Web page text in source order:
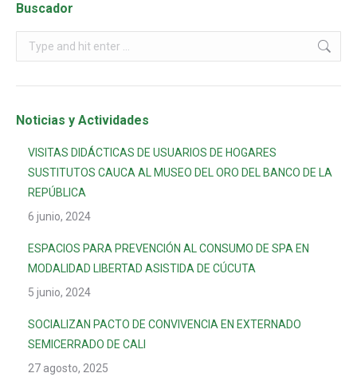
Buscador
Noticias y Actividades
VISITAS DIDÁCTICAS DE USUARIOS DE HOGARES
SUSTITUTOS CAUCA AL MUSEO DEL ORO DEL BANCO DE LA
REPÚBLICA
6 junio, 2024
ESPACIOS PARA PREVENCIÓN AL CONSUMO DE SPA EN
MODALIDAD LIBERTAD ASISTIDA DE CÚCUTA
5 junio, 2024
SOCIALIZAN PACTO DE CONVIVENCIA EN EXTERNADO
SEMICERRADO DE CALI
27 agosto, 2025